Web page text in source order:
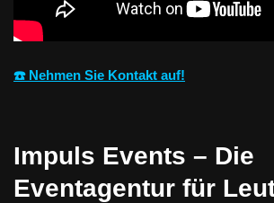
☎️ Nehmen Sie Kontakt auf!
Impuls Events – Die
Eventagentur für